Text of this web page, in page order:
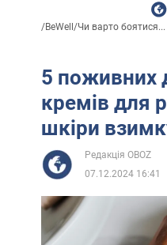
/BeWell/Чи варто боятися...
5 поживних
кремів для
шкіри
Редакція OBOZ
07.12.2024 16:41